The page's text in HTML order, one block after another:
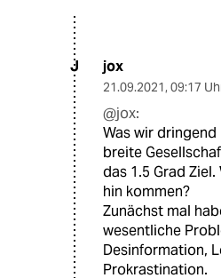
J jox
21.09.2021, 09:17
@jox:
Was wir
breite
das 1.5 Grad
hin kommen?
Zunächst mal
wesentliche
Desinformation,
Prokrastination.